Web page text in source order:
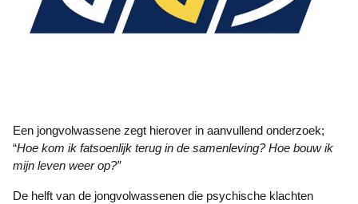
Een jongvolwassene zegt hierover in aanvullend onderzoek;
“Hoe kom ik fatsoenlijk terug in de samenleving? Hoe bouw ik
mijn leven weer op?”
De helft van de jongvolwassenen die psychische klachten